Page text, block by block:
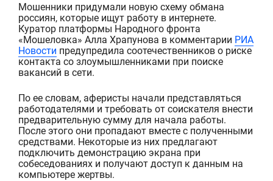
Мошенники придумали новую схему обмана
россиян, которые ищут работу в интернете.
Куратор платформы Народного фронта
«Мошеловка» Алла Храпунова в комментарии РИА
Новости предупредила соотечественников о риске
контакта со злоумышленниками при поиске
вакансий в сети.
По ее словам, аферисты начали представляться
работодателями и требовать от соискателя внести
предварительную сумму для начала работы.
После этого они пропадают вместе с полученными
средствами. Некоторые из них предлагают
подключить демонстрацию экрана при
собеседованиях и получают доступ к данным на
компьютере жертвы.